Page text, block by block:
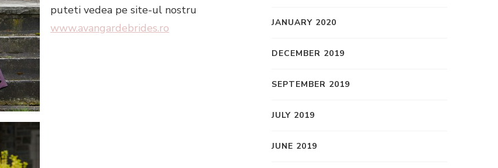
puteti vedea pe site-ul nostru
www.avangardebrides.ro
JANUARY 2020
DECEMBER 2019
SEPTEMBER 2019
JULY 2019
JUNE 2019